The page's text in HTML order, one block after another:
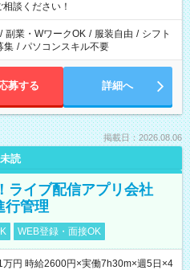
談ください！
/ 副業・WワークOK / 服装自由 / シフト
集 / パソコンスキル不要
募する 詳細へ
掲載日：2026.08.06
未読
ライブ配信アプリ会社
行管理
WEB登録・面接OK
円 時給2600円×実働7h30m×週5日×4